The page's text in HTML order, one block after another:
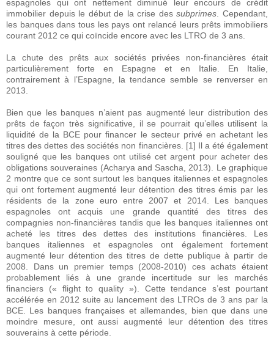
espagnoles qui ont nettement diminué leur encours de crédit
immobilier depuis le début de la crise dessubprimes. Cependant,
les banques dans tous les pays ont relancé leurs prêts immobiliers
courant 2012 ce qui coïncide encore avec les LTRO de 3 ans.
La chute des prêts aux sociétés privées non-financières était
particulièrement forte en Espagne et en Italie. En Italie,
contrairement à l’Espagne, la tendance semble se renverser en
2013.
Bien que les banques n’aient pas augmenté leur distribution des
prêts de façon très significative, il se pourrait qu’elles utilisent la
liquidité de la BCE pour financer le secteur privé en achetant les
titres des dettes des sociétés non financières. [1] Il a été également
souligné que les banques ont utilisé cet argent pour acheter des
obligations souveraines (Acharya and Sascha, 2013). Le graphique
2 montre que ce sont surtout les banques italiennes et espagnoles
qui ont fortement augmenté leur détention des titres émis par les
résidents de la zone euro entre 2007 et 2014. Les banques
espagnoles ont acquis une grande quantité des titres des
compagnies non-financières tandis que les banques italiennes ont
acheté les titres des dettes des institutions financières. Les
banques italiennes et espagnoles ont également fortement
augmenté leur détention des titres de dette publique à partir de
2008. Dans un premier temps (2008-2010) ces achats étaient
probablement liés à une grande incertitude sur les marchés
financiers (« flight to quality »). Cette tendance s’est pourtant
accélérée en 2012 suite au lancement des LTROs de 3 ans par la
BCE. Les banques françaises et allemandes, bien que dans une
moindre mesure, ont aussi augmenté leur détention des titres
souverains à cette période.